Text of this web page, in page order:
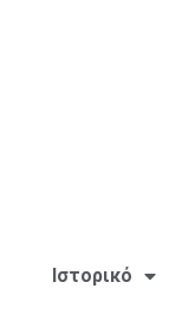
Ιστορικό